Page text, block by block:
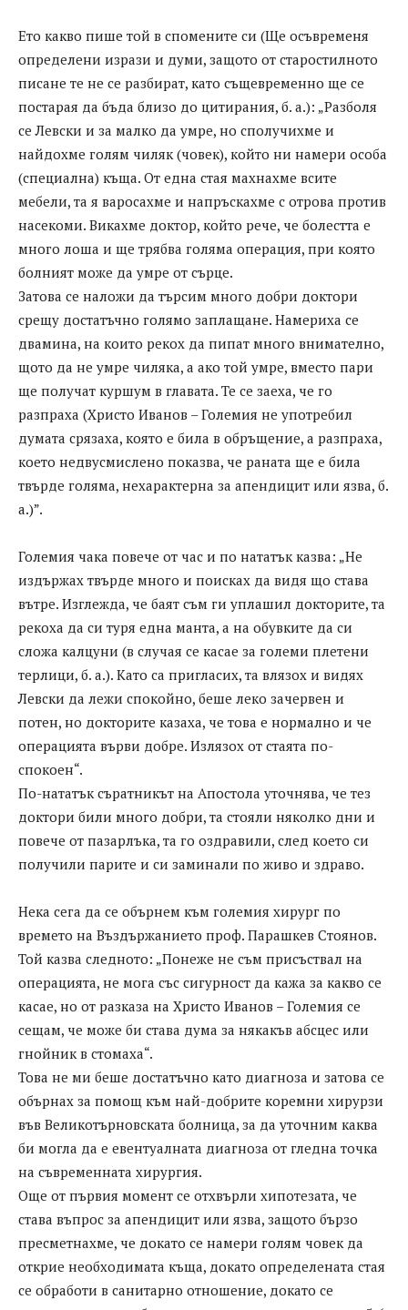
Ето какво пише той в спомените си (Ще осъвременя
определени изрази и думи, защото от старостилното
писане те не се разбират, като същевременно ще се
постарая да бъда близо до цитирания, б. а.): „Разболя
се Левски и за малко да умре, но сполучихме и
найдохме голям чиляк (човек), който ни намери особа
(специална) къща. От една стая махнахме всите
мебели, та я варосахме и напръскахме с отрова против
насекоми. Викахме доктор, който рече, че болестта е
много лоша и ще трябва голяма операция, при която
болният може да умре от сърце.
Затова се наложи да търсим много добри доктори
срещу достатъчно голямо заплащане. Намериха се
двамина, на които рекох да пипат много внимателно,
щото да не умре чиляка, а ако той умре, вместо пари
ще получат куршум в главата. Те се заеха, че го
разпраха (Христо Иванов – Големия не употребил
думата срязаха, която е била в обръщение, а разпраха,
което недвусмислено показва, че раната ще е била
твърде голяма, нехарактерна за апендицит или язва, б.
а.)”.
Големия чака повече от час и по нататък казва: „Не
издържах твърде много и поисках да видя що става
вътре. Изглежда, че баят съм ги уплашил докторите, та
рекоха да си туря една манта, а на обувките да си
сложа калцуни (в случая се касае за големи плетени
терлици, б. а.). Като са пригласих, та влязох и видях
Левски да лежи спокойно, беше леко зачервен и
потен, но докторите казаха, че това е нормално и че
операцията върви добре. Излязох от стаята по-
спокоен“.
По-нататък съратникът на Апостола уточнява, че тез
доктори били много добри, та стояли няколко дни и
повече от пазарлъка, та го оздравили, след което си
получили парите и си заминали по живо и здраво.
Нека сега да се обърнем към големия хирург по
времето на Въздържанието проф. Парашкев Стоянов.
Той казва следното: „Понеже не съм присъствал на
операцията, не мога със сигурност да кажа за какво се
касае, но от разказа на Христо Иванов – Големия се
сещам, че може би става дума за някакъв абсцес или
гнойник в стомаха“.
Това не ми беше достатъчно като диагноза и затова се
обърнах за помощ към най-добрите коремни хирурзи
във Великотърновската болница, за да уточним каква
би могла да е евентуалната диагноза от гледна точка
на съвременната хирургия.
Още от първия момент се отхвърли хипотезата, че
става въпрос за апендицит или язва, защото бързо
пресметнахме, че докато се намери голям човек да
открие необходимата къща, докато определената стая
се обработи в санитарно отношение, докато се